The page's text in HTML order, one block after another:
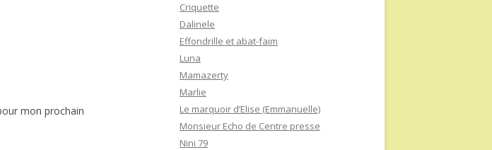
mon prochain
Criquette
Dalinele
Effondrille et abat-faim
Luna
Mamazerty
Marlie
Le marquoir d’Elise (Emmanuelle)
Monsieur Echo de Centre presse
Nini 79